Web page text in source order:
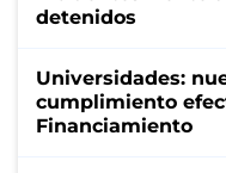
detenidos
Universidades:
cumplimiento
Financiamiento